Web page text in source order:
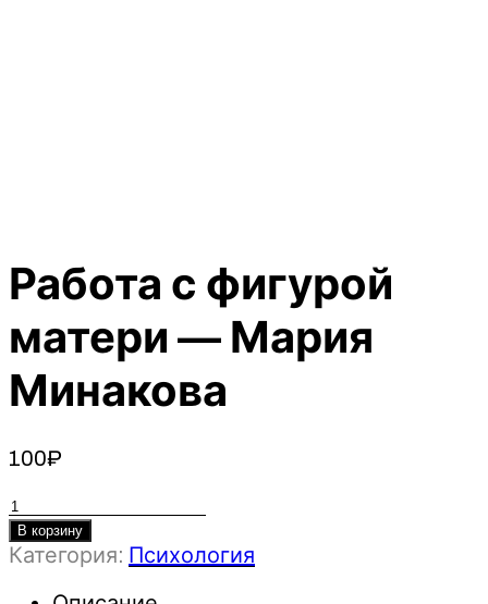
Работа с фигурой
матери — Мария
Минакова
100₽
Количество
товара
Работа
В корзину
Категория: Психология